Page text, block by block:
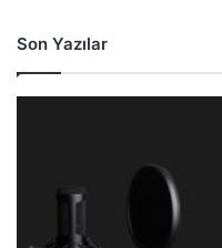
Son Yazılar